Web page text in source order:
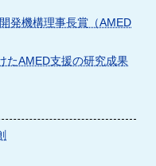
発機構理事長賞（AMED
たAMED支援の研究成果